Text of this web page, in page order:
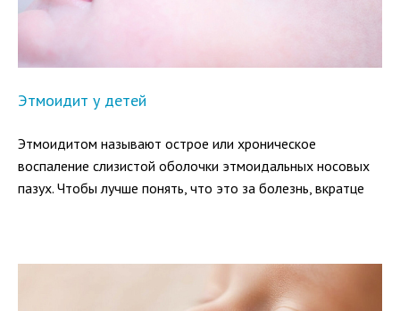
Этмоидит у детей
Этмоидитом называют острое или хроническое
воспаление слизистой оболочки этмоидальных носовых
пазух. Чтобы лучше понять, что это за болезнь, вкратце